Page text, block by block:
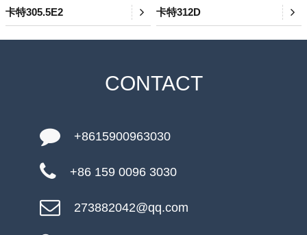
卡特305.5E2 卡特312D
CONTACT
+8615900963030
+86 159 0096 3030
273882042@qq.com